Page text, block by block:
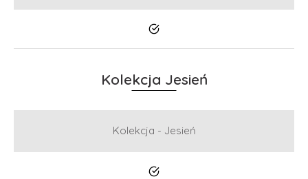
Tak
Kolekcja Jesień
Kolekcja - Jesień
Tak